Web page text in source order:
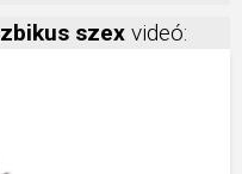
szex videó: